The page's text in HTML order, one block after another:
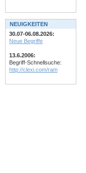
NEUIGKEITEN
30.07-06.08.2026:
Neue Begriffe
13.6.2006:
Begriff-Schnellsuche:
http://clexi.com/ram